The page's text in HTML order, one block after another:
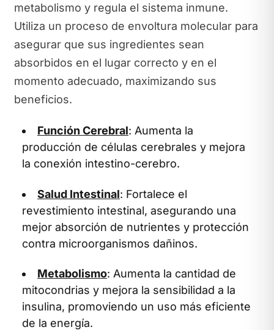
metabolismo y regula el sistema inmune.
Utiliza un proceso de envoltura molecular para
asegurar que sus ingredientes sean
absorbidos en el lugar correcto y en el
momento adecuado, maximizando sus
beneficios.
Función Cerebral: Aumenta la
producción de células cerebrales y mejora
la conexión intestino-cerebro.
Salud Intestinal: Fortalece el
revestimiento intestinal, asegurando una
mejor absorción de nutrientes y protección
contra microorganismos dañinos.
Metabolismo: Aumenta la cantidad de
mitocondrias y mejora la sensibilidad a la
insulina, promoviendo un uso más eficiente
de la energía.